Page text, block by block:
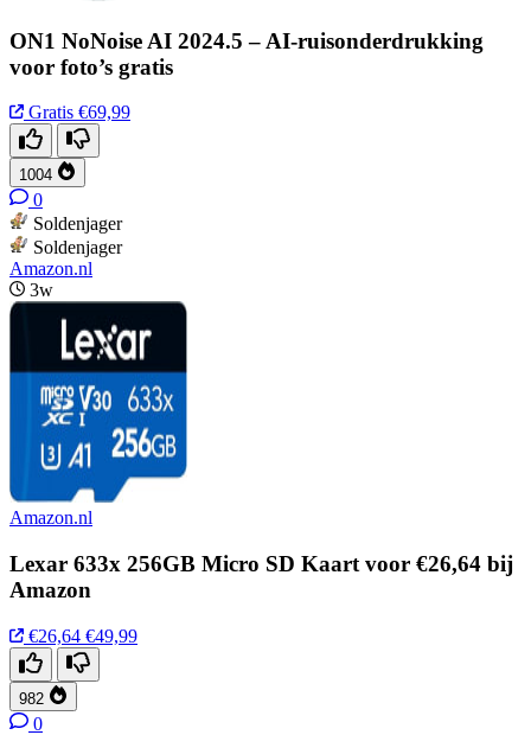
ON1 NoNoise AI 2024.5 – AI-ruisonderdrukking
voor foto’s gratis
Gratis €69,99
1004
0
Soldenjager
Soldenjager
Amazon.nl
3w
Amazon.nl
Lexar 633x 256GB Micro SD Kaart voor €26,64 bij
Amazon
€26,64 €49,99
982
0